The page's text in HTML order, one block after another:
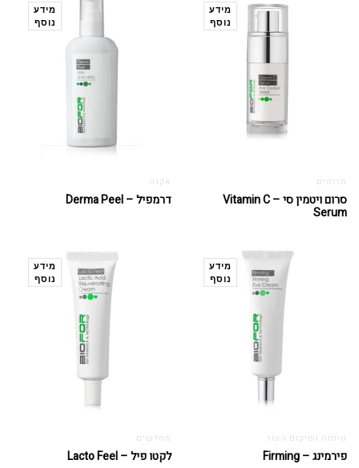
מידע
נוסף
סרומים
סרום ויטמין סי – Vitamin C
Serum
מידע
נוסף
אקנה
דרמפיל – Derma Peel
מידע
נוסף
טיפוח ושיקום העור
פירמינג – Firming
מידע
נוסף
מחדשים
לקטו פיל – Lacto Feel